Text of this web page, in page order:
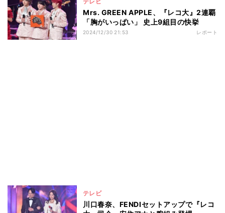
Mrs. GREEN APPLE、『レコ大』2連覇
「胸がいっぱい」 史上9組目の快挙
2024/12/30 21:53 レポート
テレビ
川口春奈、FENDIセットアップで『レコ